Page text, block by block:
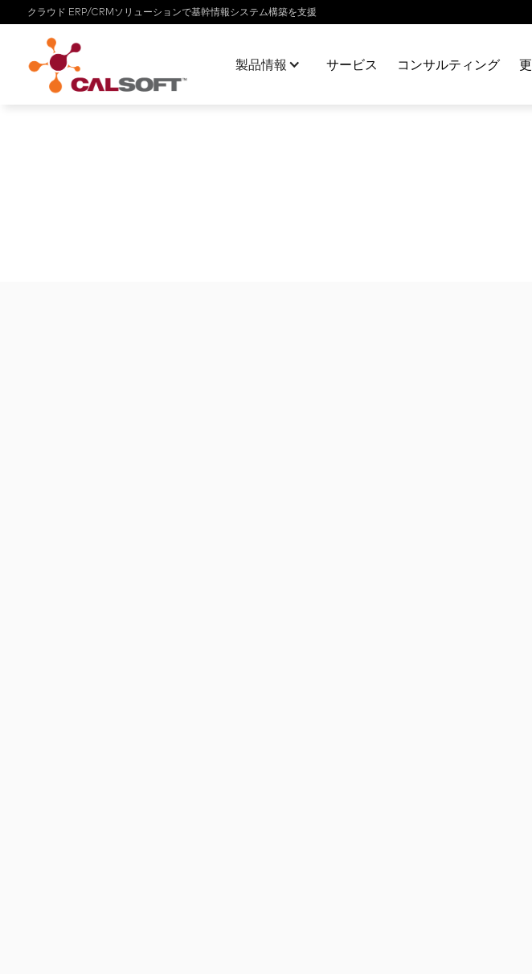
クラウド ERP/CRMソリューションで基幹情報システム構築を支援
製品情報 サービス コンサルティング